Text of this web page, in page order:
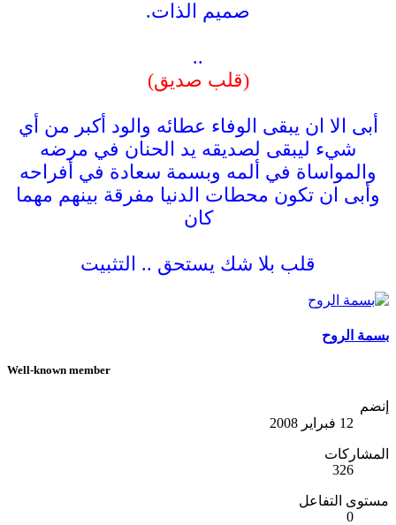
صميم الذات.
..
(قلب صديق)
أبى الا ان يبقى الوفاء عطائه والود أكبر من أي
شيء ليبقى لصديقه يد الحنان في مرضه
والمواساة في ألمه وبسمة سعادة في أفراحه
وأبى ان تكون محطات الدنيا مفرقة بينهم مهما
كان
قلب بلا شك يستحق .. التثبيت
بسمة الروح
Well-known member
إنضم
12 فبراير 2008
المشاركات
326
مستوى التفاعل
0